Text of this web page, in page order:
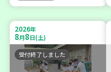
2026年
8月8日(土)
受付終了しました